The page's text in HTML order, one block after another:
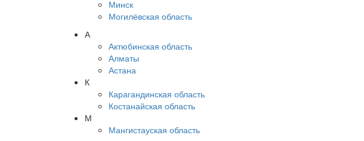
Минск
Могилёвская область
А
Актюбинская область
Алматы
Астана
К
Карагандинская область
Костанайская область
М
Мангистауская область